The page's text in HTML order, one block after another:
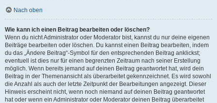
Nach oben
Wie kann ich einen Beitrag bearbeiten oder löschen?
Wenn du nicht Administrator oder Moderator bist, kannst du nur deine eigenen
Beiträge bearbeiten oder löschen. Du kannst einen Beitrag bearbeiten, indem
du das „Ändere Beitrag“-Symbol für den entsprechenden Beitrag anklickst;
eventuell ist dies nur für einen begrenzten Zeitraum nach seiner Erstellung
möglich. Wenn bereits jemand auf deinen Beitrag geantwortet hat, wird dein
Beitrag in der Themenansicht als überarbeitet gekennzeichnet. Es wird sowohl
die Anzahl als auch der letzte Zeitpunkt der Bearbeitungen angezeigt. Dieser
Hinweis erscheint nicht, wenn noch niemand auf deinen Beitrag geantwortet
hat oder wenn ein Administrator oder Moderator deinen Beitrag überarbeitet